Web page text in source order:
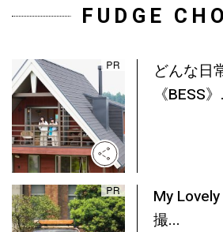
FUDGE
どんな日
《BESS
My
撮...